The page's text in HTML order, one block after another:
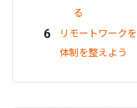
る
リモートワーク
体制を整えよう